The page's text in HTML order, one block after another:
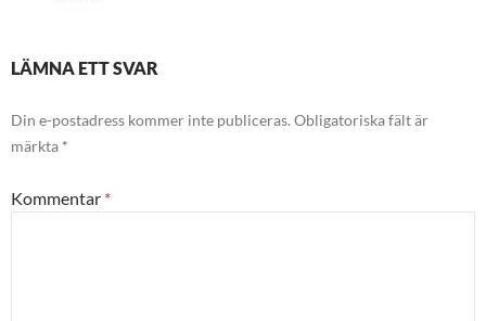
LÄMNA ETT SVAR
Din e-postadress kommer inte publiceras. Obligatoriska fält är
märkta *
Kommentar *